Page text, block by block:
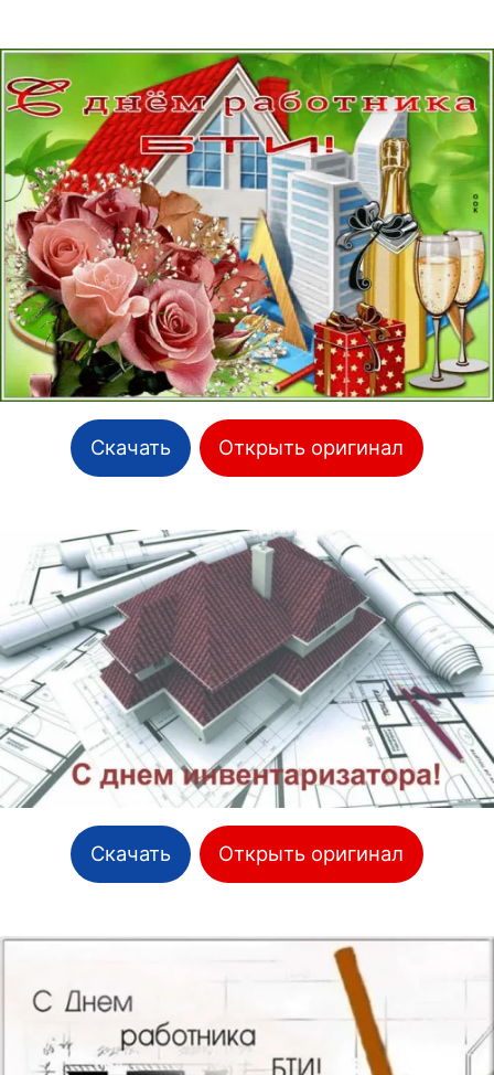
Скачать Открыть оригинал
Скачать Открыть оригинал